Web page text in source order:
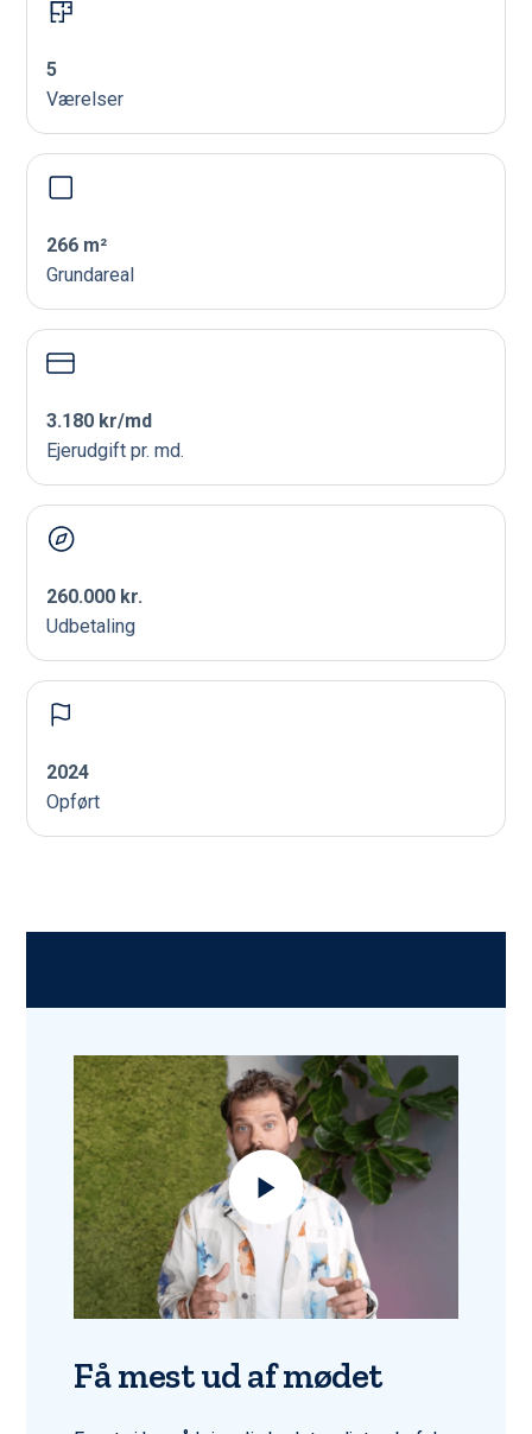
5
Værelser
266 m²
Grundareal
3.180 kr/md
Ejerudgift pr. md.
260.000 kr.
Udbetaling
2024
Opført
Få mest ud af mødet